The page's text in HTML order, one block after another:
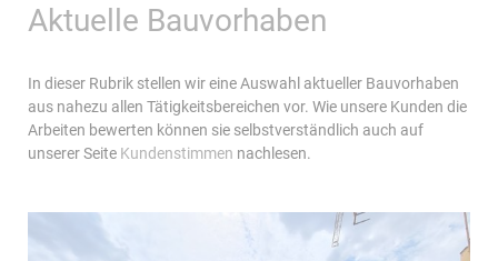
Aktuelle Bauvorhaben
In dieser Rubrik stellen wir eine Auswahl aktueller Bauvorhaben
aus nahezu allen Tätigkeitsbereichen vor. Wie unsere Kunden die
Arbeiten bewerten können sie selbstverständlich auch auf
unserer Seite Kundenstimmen nachlesen.